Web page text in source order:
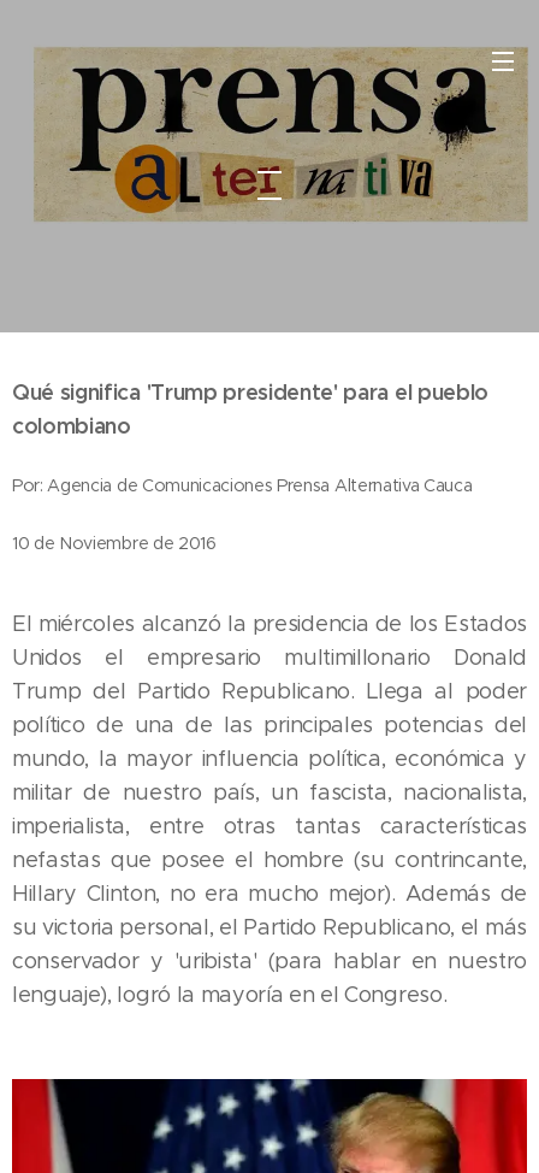
Qué significa 'Trump presidente' para el pueblo
colombiano
Por: Agencia de Comunicaciones Prensa Alternativa Cauca
10 de Noviembre de 2016
El miércoles alcanzó la presidencia de los Estados
Unidos el empresario multimillonario Donald
Trump del Partido Republicano. Llega al poder
político de una de las principales potencias del
mundo, la mayor influencia política, económica y
militar de nuestro país, un fascista, nacionalista,
imperialista, entre otras tantas características
nefastas que posee el hombre (su contrincante,
Hillary Clinton, no era mucho mejor). Además de
su victoria personal, el Partido Republicano, el más
conservador y 'uribista' (para hablar en nuestro
lenguaje), logró la mayoría en el Congreso.